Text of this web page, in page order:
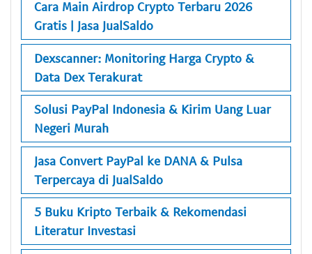
Cara Main Airdrop Crypto Terbaru 2026
Gratis | Jasa JualSaldo
Dexscanner: Monitoring Harga Crypto &
Data Dex Terakurat
Solusi PayPal Indonesia & Kirim Uang Luar
Negeri Murah
Jasa Convert PayPal ke DANA & Pulsa
Terpercaya di JualSaldo
5 Buku Kripto Terbaik & Rekomendasi
Literatur Investasi